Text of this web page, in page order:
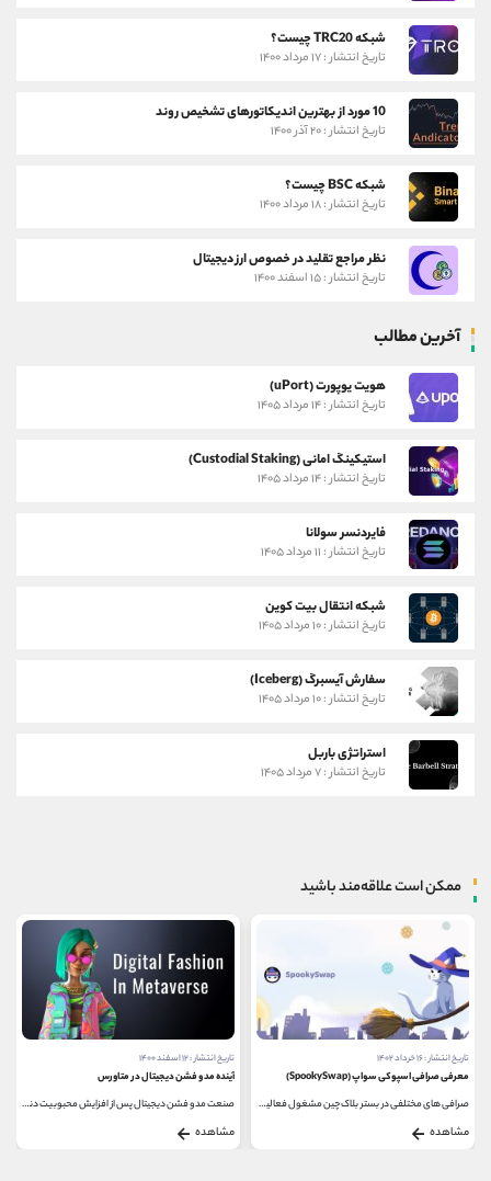
شبکه TRC20 چیست؟
تاریخ انتشار : ۱۷ مرداد ۱۴۰۰
10 مورد از بهترین اندیکاتورهای تشخیص روند
تاریخ انتشار : ۲۰ آذر ۱۴۰۰
شبکه BSC چیست؟
تاریخ انتشار : ۱۸ مرداد ۱۴۰۰
نظر مراجع تقلید در خصوص ارز دیجیتال
تاریخ انتشار : ۱۵ اسفند ۱۴۰۰
آخرین مطالب
هویت یوپورت (uPort)
تاریخ انتشار : ۱۴ مرداد ۱۴۰۵
استیکینگ امانی (Custodial Staking)
تاریخ انتشار : ۱۴ مرداد ۱۴۰۵
فایردنسر سولانا
تاریخ انتشار : ۱۱ مرداد ۱۴۰۵
شبکه انتقال بیت کوین
تاریخ انتشار : ۱۰ مرداد ۱۴۰۵
سفارش آیسبرگ (Iceberg)
تاریخ انتشار : ۱۰ مرداد ۱۴۰۵
استراتژی باربل
تاریخ انتشار : ۷ مرداد ۱۴۰۵
ممکن است علاقه‌مند باشید
تاریخ انتشار : ۱۶ خرداد ۱۴۰۲
معرفی صرافی اسپوکی سواپ (SpookySwap)
صرافی‌ های مختلفی در بستر بلاک چین مشغول فعالیت...
مشاهده
تاریخ انتشار : ۱۲ اسفند ۱۴۰۰
آینده مد و فشن دیجیتال در متاورس
صنعت مد و فشن دیجیتال پس از افزایش محبوبیت دنیای...
مشاهده